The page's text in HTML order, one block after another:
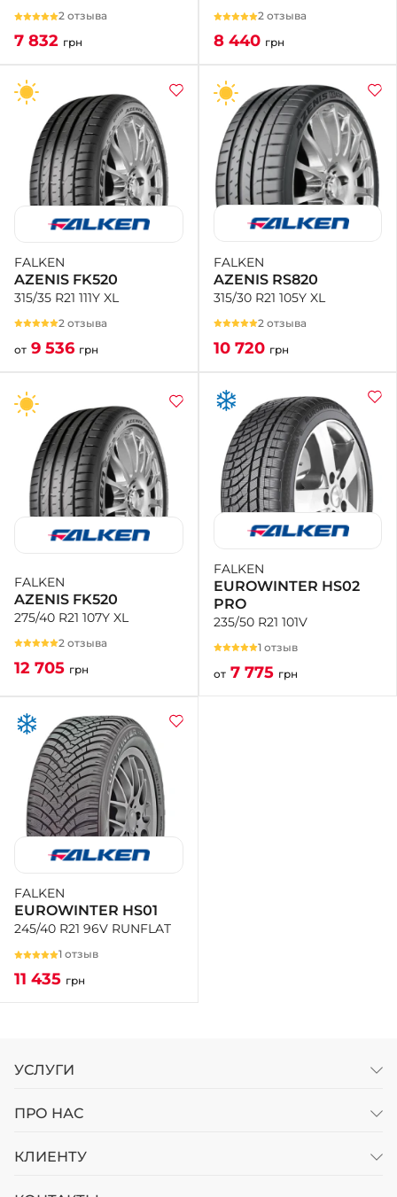
2 отзыва
7 832 грн
2 отзыва
8 440 грн
FALKEN
AZENIS FK520
315/35 R21 111Y XL
2 отзыва
от 9 536 грн
FALKEN
AZENIS RS820
315/30 R21 105Y XL
2 отзыва
10 720 грн
FALKEN
AZENIS FK520
275/40 R21 107Y XL
2 отзыва
12 705 грн
FALKEN
EUROWINTER HS02
PRO
235/50 R21 101V
1 отзыв
от 7 775 грн
FALKEN
EUROWINTER HS01
245/40 R21 96V RUNFLAT
1 отзыв
11 435 грн
УСЛУГИ
ПРО НАС
КЛИЕНТУ